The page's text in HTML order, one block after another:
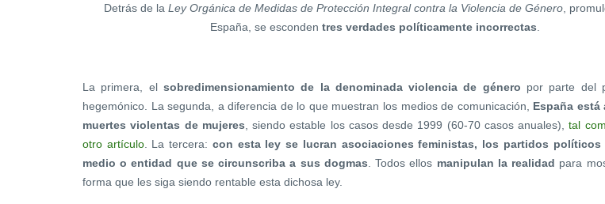
Detrás de la Ley Orgánica de Medidas de Protección Integral contra la Violencia de Género ,
España, se esconden tres verdades políticamente incorrectas
La primera, el sobredimensionamiento de la denominada violencia de género por parte del
hegemónico. La segunda, a diferencia de lo que muestran los medios de comunicación, España está
muertes violentas de mujeres , siendo estable los casos desde 1999 (60-70 casos anuales),tal
otro artículo. La tercera: con esta ley se lucran asociaciones feministas, los partidos políticos
medio o entidad que se circunscriba a sus dogmas . Todos ellos manipulan la realidad para
forma que les siga siendo rentable esta dichosa ley.